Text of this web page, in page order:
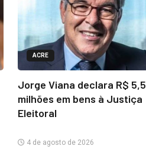
ACRE
Jorge Viana declara R$ 5,5
milhões em bens à Justiça
Eleitoral
4 de agosto de 2026